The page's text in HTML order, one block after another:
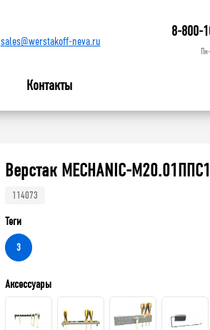
sales@werstakoff-neva.ru
8-800-
Контакты
Верстак MECHANIC-
114073
Теги
3
Аксессуары